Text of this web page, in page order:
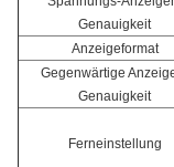
Genauigkeit
Anzeigeformat
Gegenwärtige
Genauigkeit
Ferneinstellung